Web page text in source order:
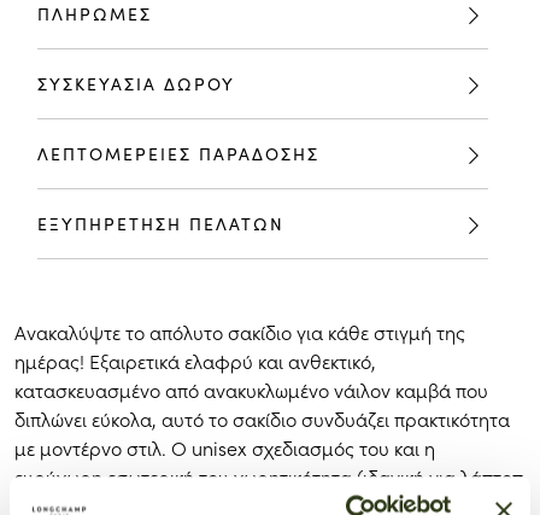
ΠΛΗΡΩΜΕΣ
ΣΥΣΚΕΥΑΣΙΑ ΔΩΡΟΥ
ΛΕΠΤΟΜΕΡΕΙΕΣ ΠΑΡΑΔΟΣΗΣ
ΕΞΥΠΗΡΕΤΗΣΗ ΠΕΛΑΤΩΝ
Ανακαλύψτετοαπόλυτοσακίδιογια κάθεστιγμή της
ημέρας! Εξαιρετικά ελαφρύ και ανθεκτικό,
κατασκευασμένοαπόανακυκλωμένονάιλον καμβά που
διπλώνει εύκολα, αυτότοσακίδιοσυνδυάζει πρακτικότητα
με μοντέρνοστιλ. Ο unisex σχεδιασμόςτου και η
ευρύχωρη εσωτερική του χωρητικότητα (ιδανική για λάπτοπ
έως14ιντσών) για κάθε περίσταση .Οι